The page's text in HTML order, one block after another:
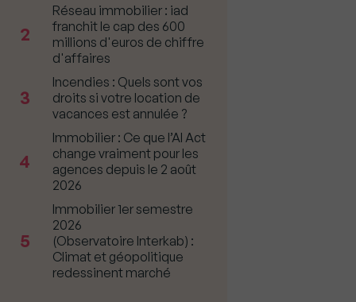
2
Réseau immobilier : iad
franchit le cap des 600
millions d'euros de chiffre
d'affaires
3
Incendies : Quels sont vos
droits si votre location de
vacances est annulée ?
4
Immobilier : Ce que l’AI Act
change vraiment pour les
agences depuis le 2 août
2026
5
Immobilier 1er semestre
2026
(Observatoire Interkab) :
Climat et géopolitique
redessinent marché